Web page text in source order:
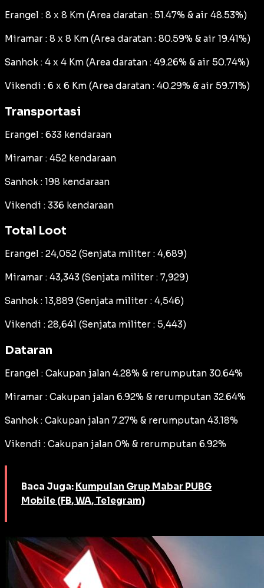
Erangel : 8 x 8 Km (Area daratan : 51.47% & air 48.53%)
Miramar : 8 x 8 Km (Area daratan : 80.59% & air 19.41%)
Sanhok : 4 x 4 Km (Area daratan : 49.26% & air 50.74%)
Vikendi : 6 x 6 Km (Area daratan : 40.29% & air 59.71%)
Transportasi
Erangel : 633 kendaraan
Miramar : 452 kendaraan
Sanhok : 198 kendaraan
Vikendi : 336 kendaraan
Total Loot
Erangel : 24,052 (Senjata militer : 4,689)
Miramar : 43,343 (Senjata militer : 7,929)
Sanhok : 13,889 (Senjata militer : 4,546)
Vikendi : 28,641 (Senjata militer : 5,443)
Dataran
Erangel : Cakupan jalan 4.28% & rerumputan 30.64%
Miramar : Cakupan jalan 6.92% & rerumputan 32.64%
Sanhok : Cakupan jalan 7.27% & rerumputan 43.18%
Vikendi : Cakupan jalan 0% & rerumputan 6.92%
Baca Juga: Kumpulan Grup Mabar PUBG
Mobile (FB, WA, Telegram)